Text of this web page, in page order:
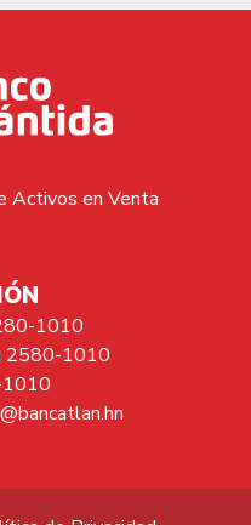
Activos en Venta
1010
2580-1010
1010